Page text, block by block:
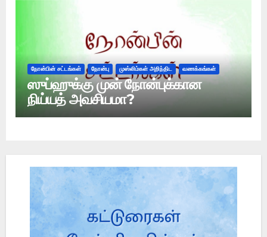
நோன்பின் சட்டங்கள் நோன்பு முஸ்லிம்கள் அறிந்திட வணக்கங்கள்
ஸுப்ஹுக்கு முன் நோன்புக்கான
நிய்யத் அவசியமா?